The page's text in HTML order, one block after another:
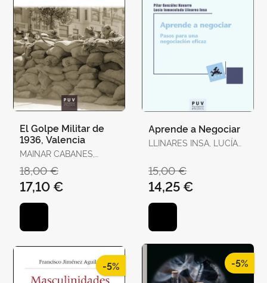
El Golpe Militar de
1936, Valencia
MAINAR CABANES,
18,00 €
17,10 €
Aprende a Negociar
LLINARES INSA, LUCÍA
PILAR
15,00 €
14,25 €
-5% -5%